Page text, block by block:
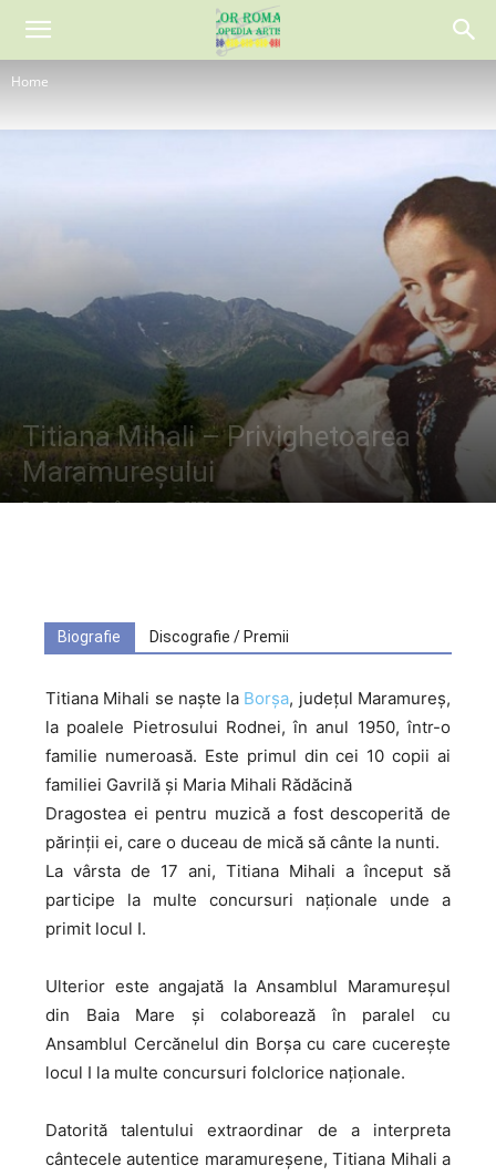
Home
Titiana Mihali – Privighetoarea
Maramureșului
By Folclor Românesc - 5576
Biografie Discografie / Premii
Titiana Mihali se naște la Borșa, județul Maramureș,
la poalele Pietrosului Rodnei, în anul 1950, într-o
familie numeroasă. Este primul din cei 10 copii ai
familiei Gavrilă și Maria Mihali Rădăcină
Dragostea ei pentru muzică a fost descoperită de
părinții ei, care o duceau de mică să cânte la nunti.
La vârsta de 17 ani, Titiana Mihali a început să
participe la multe concursuri naționale unde a
primit locul I.
Ulterior este angajată la Ansamblul Maramureșul
din Baia Mare și colaborează în paralel cu
Ansamblul Cercănelul din Borșa cu care cucerește
locul I la multe concursuri folclorice naționale.
Datorită talentului extraordinar de a interpreta
cântecele autentice maramureșene, Titiana Mihali a